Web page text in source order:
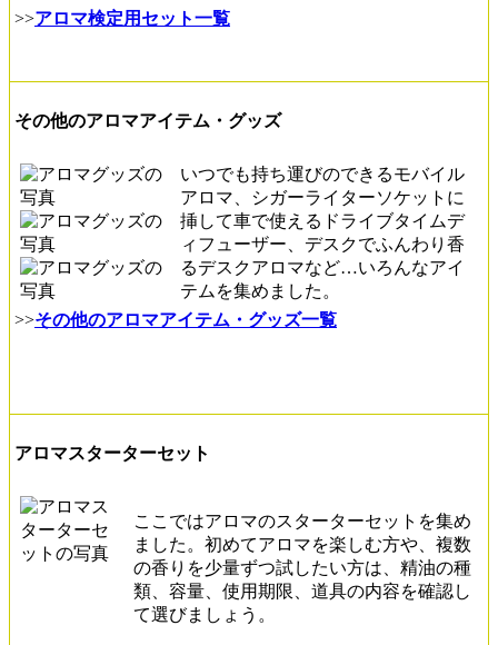
>>アロマ検定用セット一覧
その他のアロマアイテム・グッズ
いつでも持ち運びのできるモバイル
アロマ、シガーライターソケットに
挿して車で使えるドライブタイムデ
ィフューザー、デスクでふんわり香
るデスクアロマなど…いろんなアイ
テムを集めました。
>>その他のアロマアイテム・グッズ一覧
アロマスターターセット
ここではアロマのスターターセットを集め
ました。初めてアロマを楽しむ方や、複数
の香りを少量ずつ試したい方は、精油の種
類、容量、使用期限、道具の内容を確認し
て選びましょう。